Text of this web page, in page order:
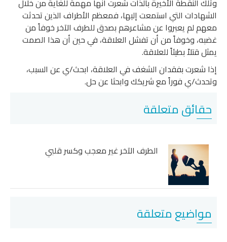
وتلك النقطة الأخيرة بالذات شعرت أنها مهمة للغاية من خلال
الشهادات التي استمعت إليها، فمعظم الأطراف الذين تحدثت
معهم لم يعبروا عن مشاعرهم بصدق للطرف الآخر خوفاً من
غضبه، وخوفاً من أن تفشل العلاقة، في حين أن هذا الصمت
يمثل قتلاً بطيئاً للعلاقة.
إذا شعرت بفقدان الشغف في العلاقة، ابحث/ي عن السبب،
وتحدث/ي فوراً مع شريكك وابحثا عن حل.
حقائق متعلقة
الطرف الآخر غير معجب وكسر قلبي
مواضيع متعلقة